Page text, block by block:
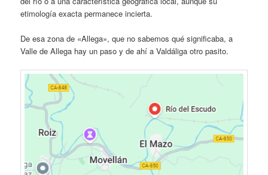
etimología exacta permanece incierta.
De esa zona de «Allega», que no sabemos qué significaba, a
Valle de Allega hay un paso y de ahí a Valdáliga otro pasito.